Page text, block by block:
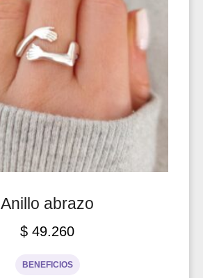
Anillo abrazo
$ 49.260
BENEFICIOS